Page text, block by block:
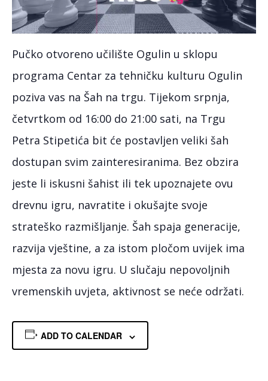
Pučko otvoreno učilište Ogulin u sklopu
programa Centar za tehničku kulturu Ogulin
poziva vas na Šah na trgu. Tijekom srpnja,
četvrtkom od 16:00 do 21:00 sati, na Trgu
Petra Stipetića bit će postavljen veliki šah
dostupan svim zainteresiranima. Bez obzira
jeste li iskusni šahist ili tek upoznajete ovu
drevnu igru, navratite i okušajte svoje
strateško razmišljanje. Šah spaja generacije,
razvija vještine, a za istom pločom uvijek ima
mjesta za novu igru. U slučaju nepovoljnih
vremenskih uvjeta, aktivnost se neće održati.
ADD TO CALENDAR